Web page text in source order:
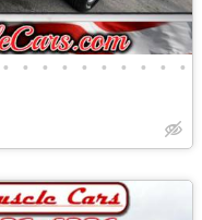
• • • • • • • • • •